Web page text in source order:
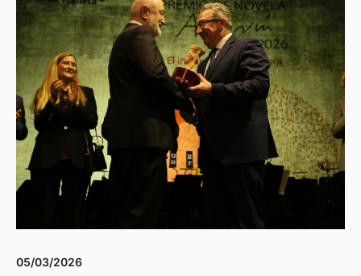
05/03/2026